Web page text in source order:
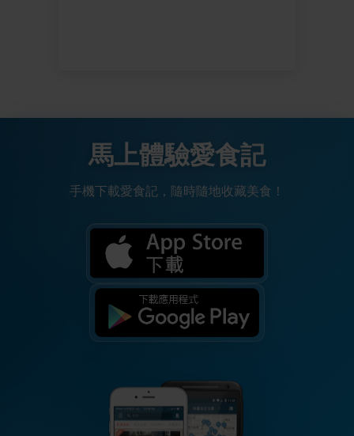
馬上體驗愛食記
手機下載愛食記，隨時隨地收藏美食！